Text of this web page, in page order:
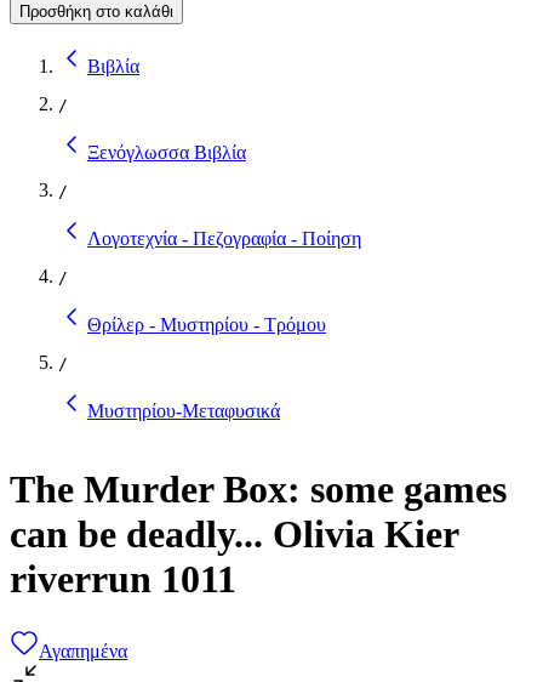
Προσθήκη στο καλάθι
Βιβλία
/
Ξενόγλωσσα Βιβλία
/
Λογοτεχνία - Πεζογραφία - Ποίηση
/
Θρίλερ - Μυστηρίου - Τρόμου
/
Μυστηρίου-Μεταφυσικά
The Murder Box: some games
can be deadly... Olivia Kier
riverrun 1011
Αγαπημένα